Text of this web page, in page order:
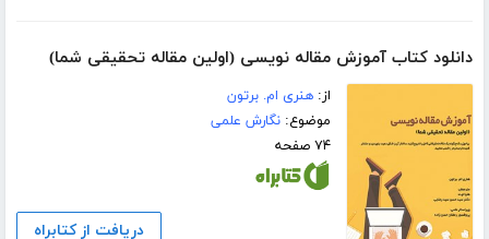
دانلود کتاب آموزش مقاله نویسی (اولین مقاله تحقیقی شما)
از:هنری ام. برتون
موضوع:نگارش علمی
۷۴ صفحه
دریافت از کتابراه